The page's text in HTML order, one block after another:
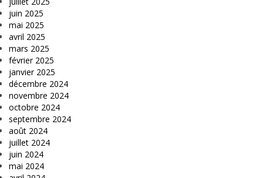
juin 2025
mai 2025
avril 2025
mars 2025
février 2025
janvier 2025
décembre 2024
novembre 2024
octobre 2024
septembre 2024
août 2024
juillet 2024
juin 2024
mai 2024